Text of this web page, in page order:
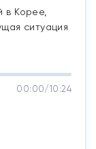
в Корее,
ситуация
00:00/10:24